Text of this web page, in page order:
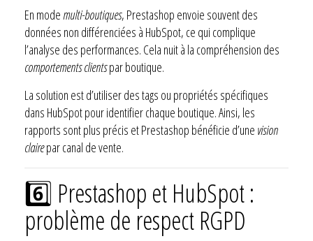
En mode multi-boutiques, Prestashop envoie souvent des
données non différenciées à HubSpot, ce qui complique
l’analyse des performances. Cela nuit à la compréhension des
comportements clientspar boutique.
La solution est d’utiliser des tags ou propriétés spécifiques
dans HubSpot pour identifier chaque boutique. Ainsi, les
rapports sont plus précis et Prestashop bénéficie d’une vision
clairepar canal de vente.
6️⃣ Prestashop et HubSpot :
problème de respect RGPD